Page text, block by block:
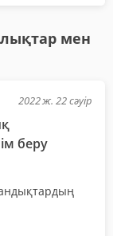
мен
2022 ж. 22 сәуір
беру